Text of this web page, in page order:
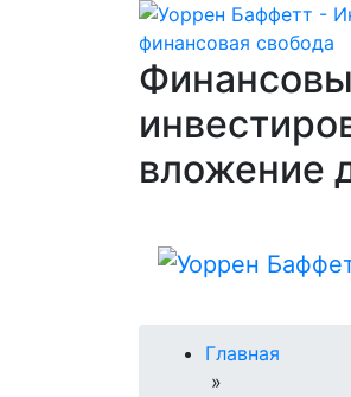
вложение
Главная
»